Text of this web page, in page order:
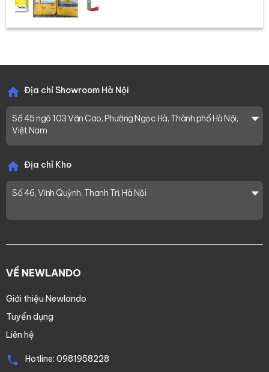
Địa chỉ Showroom Hà Nội
Số 45 ngõ 103 Văn Cao, Phường Ngọc Hà, Thành phố Hà Nội,
Việt Nam
Địa chỉ Kho
Số 46, Vĩnh Quỳnh, Thanh Trì, Hà Nội
VỀ NEWLANDO
Giới thiệu Newlando
Tuyển dụng
Liên hệ
Hotline: 0981958228